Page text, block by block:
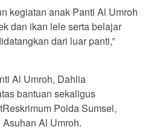
kegiatan anak Panti Al Umroh
dan ikan lele serta belajar
dari luar panti,”
Al Umroh, Dahlia
bantuan sekaligus
Polda Sumsel,
Al Umroh.